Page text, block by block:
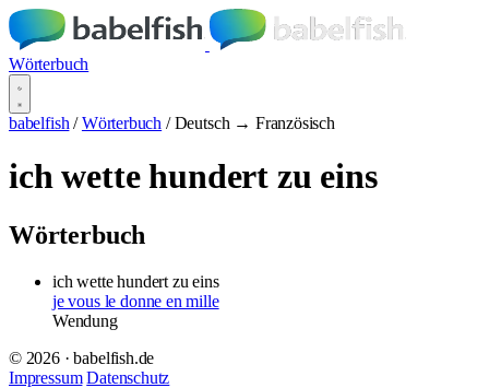
Wörterbuch
babelfish / Wörterbuch / Deutsch → Französisch
ich wette hundert zu eins
Wörterbuch
ich wette hundert zu eins
je vous le donne en mille
Wendung
© 2026 · babelfish.de
Impressum Datenschutz